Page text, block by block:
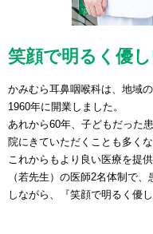
笑顔で明るく優
かみむら耳鼻咽喉科は、地域
1960年に開業しました。
あれから60年、子どもだった
院にきていただくことも多くな
これからもより良い医療を提
（若先生）の医師2名体制で
しながら、『笑顔で明るく優